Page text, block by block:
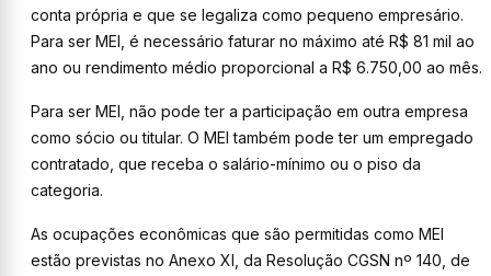
conta própria e que se legaliza como pequeno empresário.
Para ser MEI, é necessário faturar no máximo até R$ 81 mil ao
ano ou rendimento médio proporcional a R$ 6.750,00 ao mês.
Para ser MEI, não pode ter a participação em outra empresa
como sócio ou titular. O MEI também pode ter um empregado
contratado, que receba o salário-mínimo ou o piso da
categoria.
As ocupações econômicas que são permitidas como MEI
estão previstas no Anexo XI, da Resolução CGSN nº 140, de